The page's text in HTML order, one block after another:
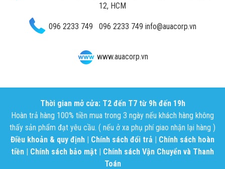
12, HCM
096 2233 749 096 2233 749 info@auacorp.vn
www.auacorp.vn
Thời gian mở cửa: T2 đến T7 từ 9h đến 19h
Hoàn trả hàng 100% tiền mua trong 3 ngày nếu khách hàng không
thấy sản phẩm đạt yêu cầu. ( nếu ở xa phụ phí giao nhận lại hàng )
Điều khoản & quy định | Chính sách đổi trả | Chính sách hoàn
tiền | Chính sách bảo mật | Chính sách Vận Chuyển và Thanh
Toán